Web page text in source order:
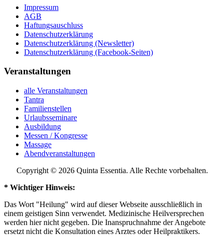
Impressum
AGB
Haftungsauschluss
Datenschutzerklärung
Datenschutzerklärung (Newsletter)
Datenschutzerklärung (Facebook-Seiten)
Veranstaltungen
alle Veranstaltungen
Tantra
Familienstellen
Urlaubsseminare
Ausbildung
Messen / Kongresse
Massage
Abendveranstaltungen
Copyright © 2026 Quinta Essentia. Alle Rechte vorbehalten.
* Wichtiger Hinweis:
Das Wort "Heilung" wird auf dieser Webseite ausschließlich in
einem geistigen Sinn verwendet. Medizinische Heilversprechen
werden hier nicht gegeben. Die Inanspruchnahme der Angebote
ersetzt nicht die Konsultation eines Arztes oder Heilpraktikers.